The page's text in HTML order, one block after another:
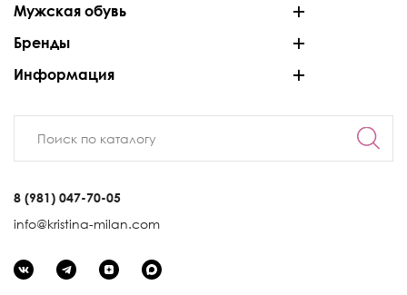
Мужская обувь
Бренды
Информация
8 (981) 047-70-05
info@kristina-milan.com